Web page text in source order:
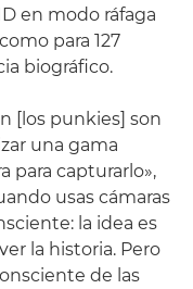
en modo ráfaga
para 127
biográfico.
[los punkies] son
una gama
para capturarlo»,
usas cámaras
la idea es
la historia. Pero
de las